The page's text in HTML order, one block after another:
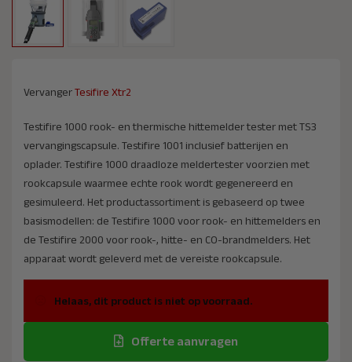
VervangerTesifire Xtr2
Testifire 1000 rook- en thermische hittemelder tester met TS3
vervangingscapsule. Testifire 1001 inclusief batterijen en
oplader. Testifire 1000 draadloze meldertester voorzien met
rookcapsule waarmee echte rook wordt gegenereerd en
gesimuleerd. Het productassortiment is gebaseerd op twee
basismodellen: de Testifire 1000 voor rook- en hittemelders en
de Testifire 2000 voor rook-, hitte- en CO-brandmelders. Het
apparaat wordt geleverd met de vereiste rookcapsule.
Helaas, dit product is niet op voorraad.
Offerte aanvragen